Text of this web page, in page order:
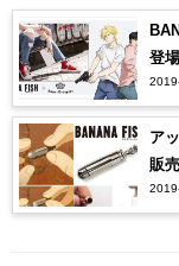
登
ア
販